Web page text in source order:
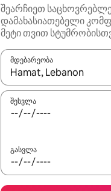
შეარჩიეთ
დამახასიათებელი
მეტი თვით
მდებარეობა
როცა შედეგები
შესვლა
გასვლა